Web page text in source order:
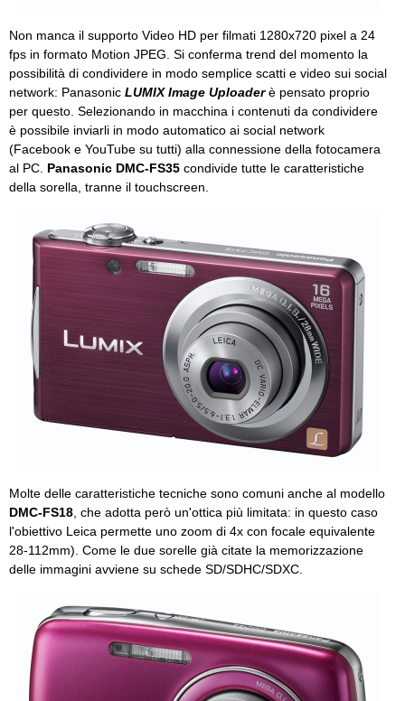
Non manca il supporto Video HD per filmati 1280x720 pixel a 24
fps in formato Motion JPEG. Si conferma trend del momento la
possibilità di condividere in modo semplice scatti e video sui social
network: Panasonic LUMIX Image Uploaderè pensato proprio
per questo. Selezionando in macchina i contenuti da condividere
è possibile inviarli in modo automatico ai social network
(Facebook e YouTube su tutti) alla connessione della fotocamera
al PC. Panasonic DMC-FS35 condivide tutte le caratteristiche
della sorella, tranne il touchscreen.
Molte delle caratteristiche tecniche sono comuni anche al modello
DMC-FS18 , che adotta però un'ottica più limitata: in questo caso
l'obiettivo Leica permette uno zoom di 4x con focale equivalente
28-112mm). Come le due sorelle già citate la memorizzazione
delle immagini avviene su schede SD/SDHC/SDXC.